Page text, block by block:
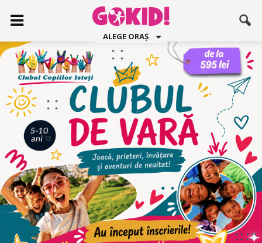
ALEGE ORAȘ